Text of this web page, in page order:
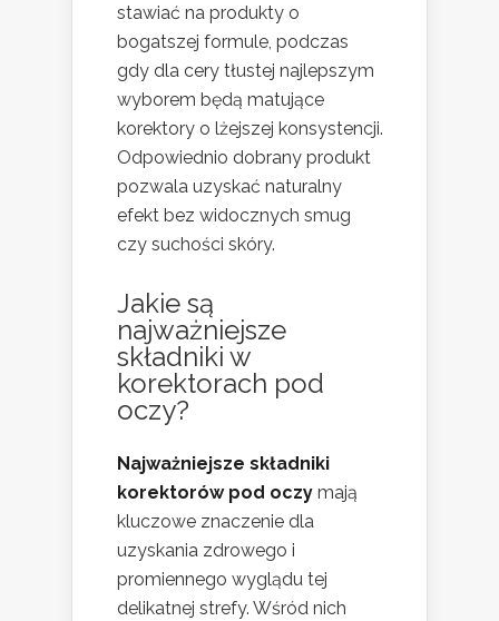
stawiać na produkty o
bogatszej formule, podczas
gdy dla cery tłustej najlepszym
wyborem będą matujące
korektory o lżejszej konsystencji.
Odpowiednio dobrany produkt
pozwala uzyskać naturalny
efekt bez widocznych smug
czy suchości skóry.
Jakie są
najważniejsze
składniki w
korektorach pod
oczy?
Najważniejsze składniki
korektorów pod oczy mają
kluczowe znaczenie dla
uzyskania zdrowego i
promiennego wyglądu tej
delikatnej strefy. Wśród nich